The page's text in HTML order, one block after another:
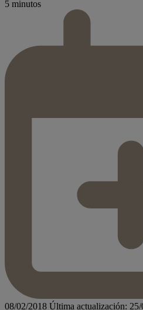
5 minutos
08/02/2018 Última actualización: